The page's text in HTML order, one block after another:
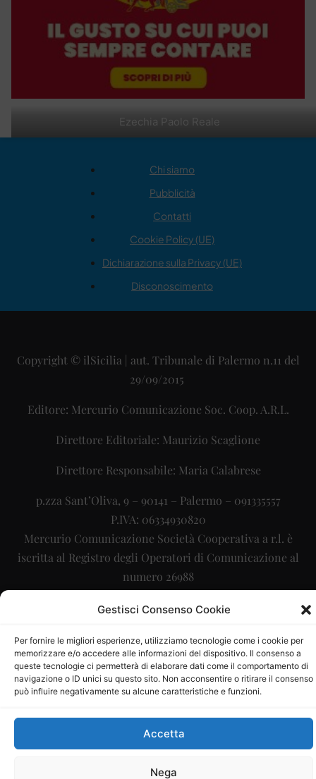
Gestisci Consenso Cookie
Per fornire le migliori esperienze, utilizziamo tecnologie come i cookie per
memorizzare e/o accedere alle informazioni del dispositivo. Il consenso a
queste tecnologie ci permetterà di elaborare dati come il comportamento di
navigazione o ID unici su questo sito. Non acconsentire o ritirare il consenso
può influire negativamente su alcune caratteristiche e funzioni.
Accetta
Nega
Ezechia Paolo Reale
Chi siamo
Pubblicità
Contatti
Cookie Policy (UE)
Dichiarazione sulla Privacy (UE)
Disconoscimento
Copyright © ilSicilia | aut. Tribunale di Palermo n.11 del
29/09/2015
Editore: Mercurio Comunicazione Soc. Coop. A.R.L.
Direttore Editoriale: Maurizio Scaglione
Direttore Responsabile: Maria Calabrese
p.zza Sant’Oliva, 9 – 90141 – Palermo – 091335557
P.IVA: 06334930820
Mercurio Comunicazione Società Cooperativa a r.l. è
iscritta al Registro degli Operatori di Comunicazione al
numero 26988
Sito gestito daLa Digitale srl–info@ladigitale.it